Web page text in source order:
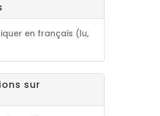
en français (lu,
sur